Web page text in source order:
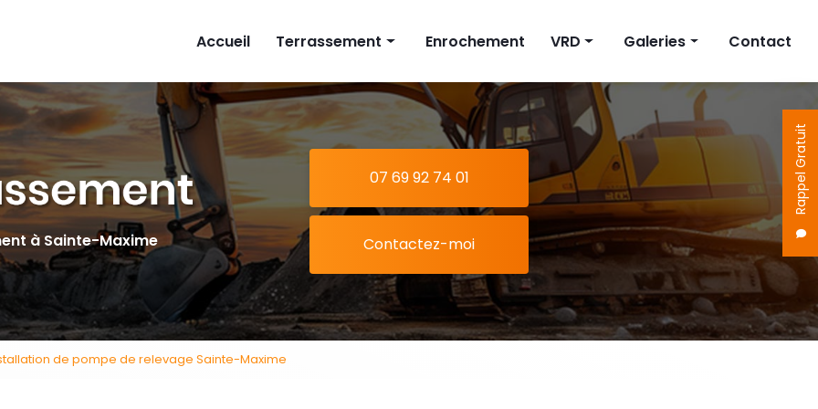
Rappel Gratuit
Accueil
Terrassement
Implantation maison
Piscine
Extension
Enrochement VRD
Fosse septique
Cuve à eau
Pompe de relevage
Galeries
Terrassement
Enrochement
VRD
Contact
à Sainte-Maxime
07 69 92 74 01
Contactez-moi
de pompe de relevage Sainte-Maxime